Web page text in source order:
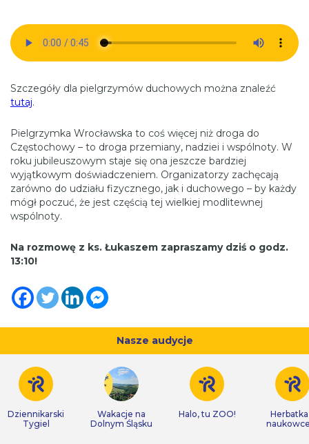
Szczegóły dla pielgrzymów duchowych można znaleźć
tutaj.
Pielgrzymka Wrocławska to coś więcej niż droga do
Częstochowy – to droga przemiany, nadziei i wspólnoty. W
roku jubileuszowym staje się ona jeszcze bardziej
wyjątkowym doświadczeniem. Organizatorzy zachęcają
zarówno do udziału fizycznego, jak i duchowego – by każdy
mógł poczuć, że jest częścią tej wielkiej modlitewnej
wspólnoty.
Na rozmowę z ks. Łukaszem zapraszamy dziś o godz.
13:10!
Nasze audycje
Dziennikarski
Tygiel
Wakacje na
Dolnym Śląsku
Halo, tu ZOO!